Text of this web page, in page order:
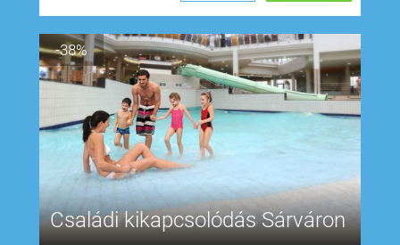
-38%
Családi kikapcsolódás Sárváron